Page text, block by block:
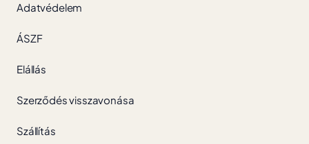
Adatvédelem
ÁSZF
Elállás
Szerződés visszavonása
Szállítás